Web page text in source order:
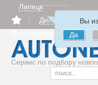
Липецк
Вы
Да
Дилерам
Сервис по подбору